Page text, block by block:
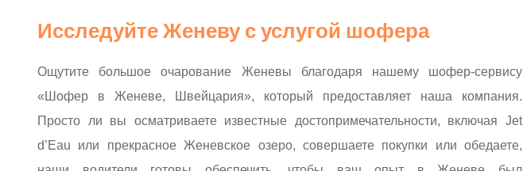
Исследуйте Женеву с услугой шофера
Ощутите большое очарование Женевы благодаря нашему шофер-сервису
«Шофер в Женеве, Швейцария», который предоставляет наша компания.
Просто ли вы осматриваете известные достопримечательности, включая Jet
d’Eau или прекрасное Женевское озеро, совершаете покупки или обедаете,